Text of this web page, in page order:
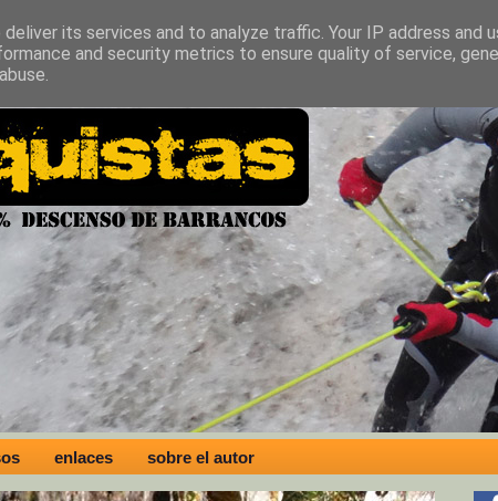
enlaces sobre el autor
its services and to analyze traffic. Your IP address and
and security metrics to ensure quality of service,